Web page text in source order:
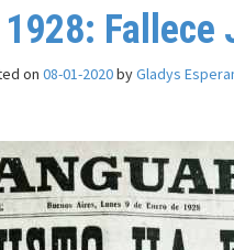
Fallece
on 08-01-2020byGladys